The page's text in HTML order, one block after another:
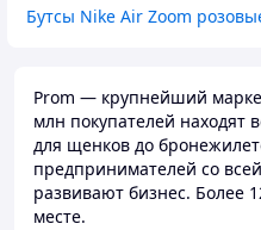
Бутсы Nike Air Zoom
Prom — крупнейший
млн покупателей находят
для щенков до
предпринимателей со
развивают бизнес. Более
месте.